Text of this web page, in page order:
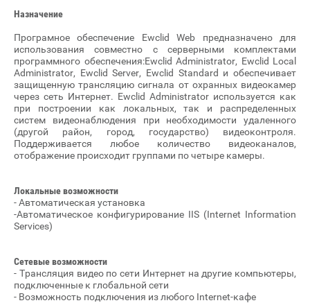
Назначение
Програмное обеспечение Ewclid Web предназначено для
использования совместно с серверными комплектами
программного обеспечения:Ewclid Administrator, Ewclid Local
Administrator, Ewclid Server, Ewclid Standard и обеспечивает
защищенную трансляцию сигнала от охранных видеокамер
через сеть Интернет. Ewclid Administrator используется как
при построении как локальных, так и распределенных
систем видеонаблюдения при необходимости удаленного
(другой район, город, государство) видеоконтроля.
Поддерживается любое количество видеоканалов,
отображение происходит группами по четыре камеры.
Локальные возможности
- Автоматическая установка
-Автоматическое конфигурирование IIS (Internet Information
Services)
Сетевые возможности
- Трансляция видео по сети Интернет на другие компьютеры,
подключенные к глобальной сети
- Возможность подключения из любого Internet-кафе